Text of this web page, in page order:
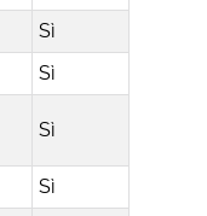
Sì
Sì
Sì
Sì